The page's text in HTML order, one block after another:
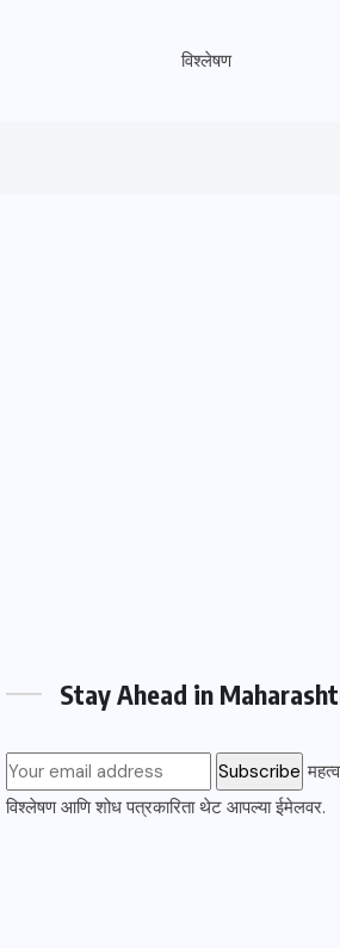
विश्लेषण
Stay Ahead in
विश्लेषण आणि शोध पत्रकारिता थेट आपल्या ईमेलवर.